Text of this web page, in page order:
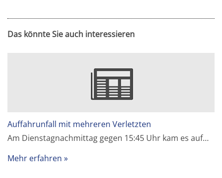
Das könnte Sie auch interessieren
Auffahrunfall mit mehreren Verletzten
Am Dienstagnachmittag gegen 15:45 Uhr kam es auf…
Mehr erfahren